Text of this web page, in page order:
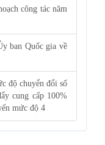
công tác năm
ban Quốc gia về
độ chuyển đổi số
cung cấp 100%
mức độ 4